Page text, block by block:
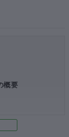
概要
いて